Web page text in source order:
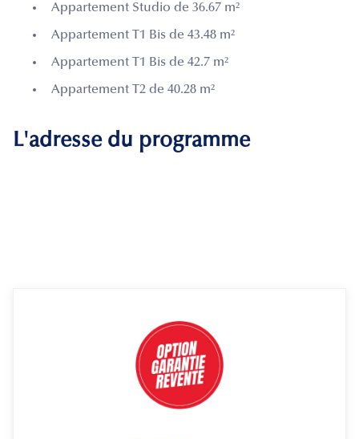
Appartement Studio de 36.67 m²
Appartement T1 Bis de 43.48 m²
Appartement T1 Bis de 42.7 m²
Appartement T2 de 40.28 m²
L'adresse du programme